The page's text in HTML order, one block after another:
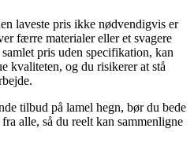
laveste pris ikke nødvendigvis er
færre materialer eller et svagere
pris uden specifikation, kan
kvaliteten, og du risikerer at stå
tilbud på lamel hegn, bør du bede
alle, så du reelt kan sammenligne